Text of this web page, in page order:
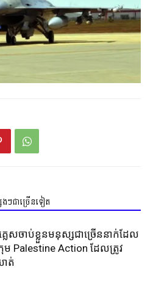
ៗជាច្រើនទៀត
សចាប់ខ្លួនមនុស្សជាច្រើននាក់ដែល
ម Palestine Action ដែលត្រូវ
ត់